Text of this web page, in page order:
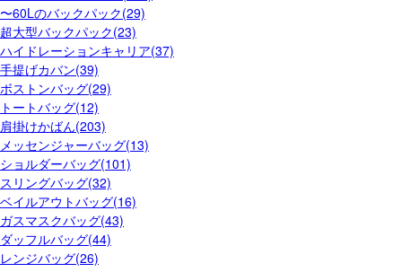
〜60Lのバックパック(29)
超大型バックパック(23)
ハイドレーションキャリア(37)
手提げカバン(39)
ボストンバッグ(29)
トートバッグ(12)
肩掛けかばん(203)
メッセンジャーバッグ(13)
ショルダーバッグ(101)
スリングバッグ(32)
ベイルアウトバッグ(16)
ガスマスクバッグ(43)
ダッフルバッグ(44)
レンジバッグ(26)